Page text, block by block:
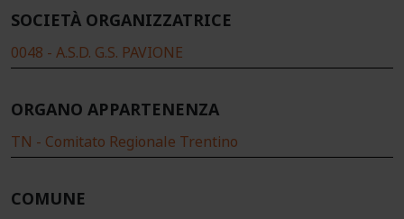
SOCIETÀ ORGANIZZATRICE
0048 - A.S.D. G.S. PAVIONE
ORGANO APPARTENENZA
TN - Comitato Regionale Trentino
COMUNE